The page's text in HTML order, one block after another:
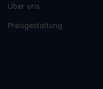
Über uns
Preisgestaltung